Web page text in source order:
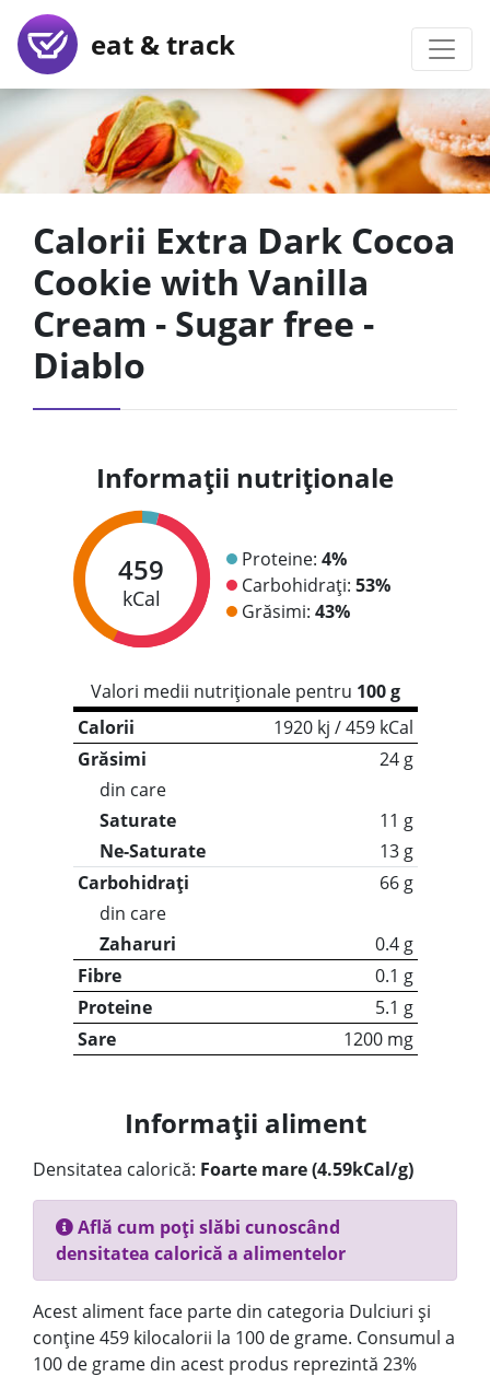
eat & track
Calorii Extra Dark Cocoa
Cookie with Vanilla
Cream - Sugar free -
Diablo
Informații nutriționale
459
kCal
Proteine: 4%
Carbohidrați: 53%
Grăsimi: 43%
Valori medii nutriționale pentru 100 g
Calorii
1920 kj / 459 kCal
Grăsimi
24 g
din care
Saturate
11 g
Ne-Saturate
13 g
Carbohidrați
66 g
din care
Zaharuri
0.4 g
Fibre
0.1 g
Proteine
5.1 g
Sare
1200 mg
Informații aliment
Densitatea calorică: Foarte mare (4.59kCal/g)
Află cum poți slăbi cunoscând
densitatea calorică a alimentelor
Acest aliment face parte din categoria Dulciuri și
conține 459 kilocalorii la 100 de grame. Consumul a
100 de grame din acest produs reprezintă 23%